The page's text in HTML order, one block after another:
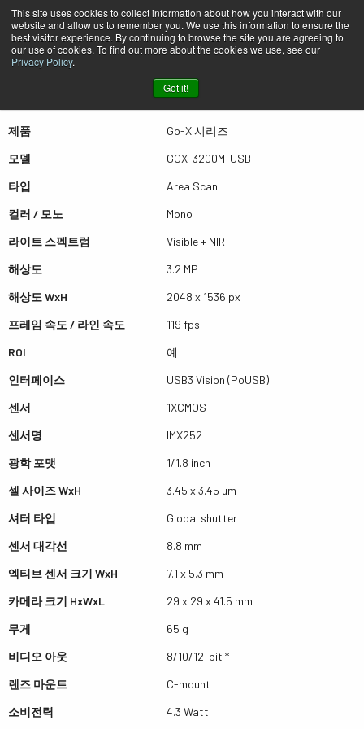
This site uses cookies to collect information about how you interact with our
website and allow us to remember you. We use this information to ensure the
best visitor experience. By continuing to browse the site you are agreeing to
our use of cookies. To find out more about the cookies we use, see our
Privacy Policy.
Got it!
퀵뷰 GOX-3200M-USB
더많은 결과를 보시려면 스크롤하세요
제품
Go-X 시리즈
모델
GOX-3200M-USB
타입
Area Scan
컬러 / 모노
Mono
라이트 스펙트럼
Visible + NIR
해상도
3.2 MP
해상도 WxH
2048 x 1536 px
프레임 속도 / 라인 속도
119 fps
ROI
예
인터페이스
USB3 Vision (PoUSB)
센서
1XCMOS
센서명
IMX252
광학 포맷
1/1.8 inch
셀 사이즈 WxH
3.45 x 3.45 µm
셔터 타입
Global shutter
센서 대각선
8.8 mm
엑티브 센서 크기 WxH
7.1 x 5.3 mm
카메라 크기 HxWxL
29 x 29 x 41.5 mm
무게
65 g
비디오 아웃
8/10/12-bit *
렌즈 마운트
C-mount
소비전력
4.3 Watt